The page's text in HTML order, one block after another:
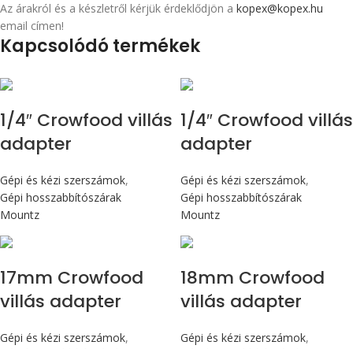
Az árakról és a készletről kérjük érdeklődjön a kopex@kopex.hu
email címen!
Kapcsolódó termékek
1/4″ Crowfood villás
adapter
Gépi és kézi szerszámok,
Gépi hosszabbítószárak
Mountz
1/4″ Crowfood villás
adapter
Gépi és kézi szerszámok,
Gépi hosszabbítószárak
Mountz
17mm Crowfood
villás adapter
Gépi és kézi szerszámok,
18mm Crowfood
villás adapter
Gépi és kézi szerszámok,